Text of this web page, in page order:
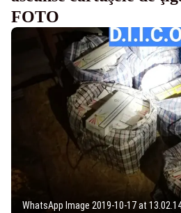
FOTO
WhatsApp Image 2019-10-17 at